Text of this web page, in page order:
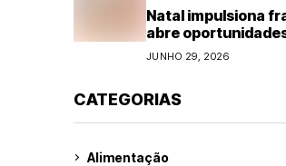
Natal impulsiona
abre
diversos
JUNHO 29, 2026
CATEGORIAS
Alimentação